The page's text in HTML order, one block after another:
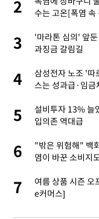
2
수는 고온[폭염
3
'마라톤 심의' 앞
과징금 갈림길
4
삼성전자 노조 '
스는 성과급·임
5
설비투자 13% 늘
입의존 역대급
6
"밖은 위험해" 백
염이 바꾼 소비지
7
여름 상품 시즌
e커머스]